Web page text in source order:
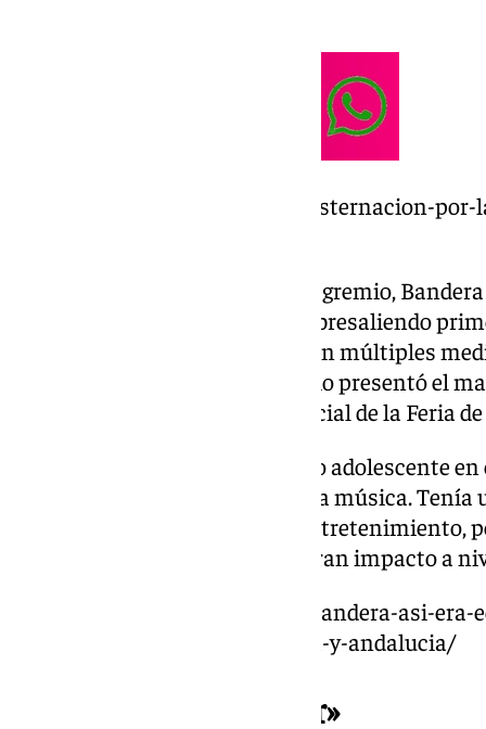
https://www.101tv.es/gran-consternacion-
Ampliamente reconocido en su gremio,
televisión desde los años 90, sobresaliendo
durante su trayectoria trabajó en múltiples
101 Televisión. En nuestro medio presentó el
responsable del programa especial de la Feria
Aunque sus inicios fueron como adolescente
grandes pasiones también era la música.
artistas y personalidades del entretenimiento,
fallecimiento ha generado un gran impacto a
https://www.101tv.es/eduardobandera-asi-
de-la-comunicacion-en-malaga-y-andalucia/
«Es difícil de asimilar»